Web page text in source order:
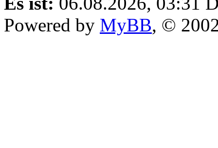
Powered by MyBB, ©